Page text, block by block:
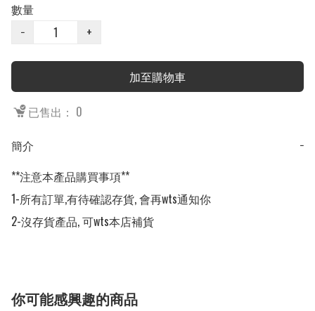
數量
−
+
加至購物車
已售出： 0
簡介
−
**注意本產品購買事項**
1-所有訂單,有待確認存貨, 會再wts通知你
2-沒存貨產品, 可wts本店補貨
你可能感興趣的商品